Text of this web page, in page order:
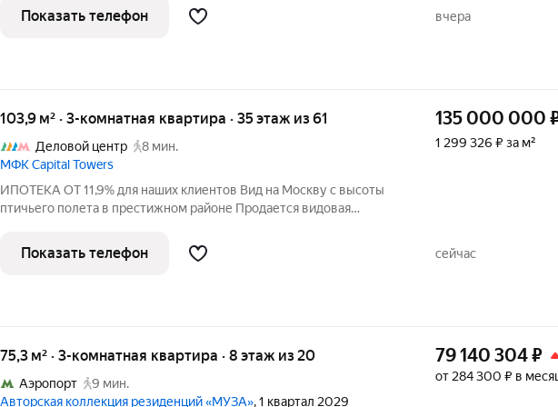
6 этаже 24-этажного дома, в новом элитном жилом комплексе
«Начало» от
Показать телефон вчера
103,9 м² · 3-комнатная квартира · 35 этаж из 61
Деловой центр
8 мин.
МФК Capital Towers
ИПОТЕКА ОТ 11,9% для наших клиентов Вид на Москву с высоты
птичьего полета в престижном районе Продается видовая
Краснопресненской набережной. Общая площадь 103,9
квадратных метра, 35 этаж из 61. О
135 000 000
1 299 326 ₽ за м²
Показать телефон сейчас
75,3 м² · 3-комнатная квартира · 8 этаж из 20
Аэропорт
9 мин.
Авторская коллекция резиденций «МУЗА», 1 квартал 2029
79 140 304₽
от 284 300 ₽ в